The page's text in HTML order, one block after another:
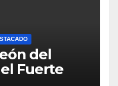
del
Fuerte